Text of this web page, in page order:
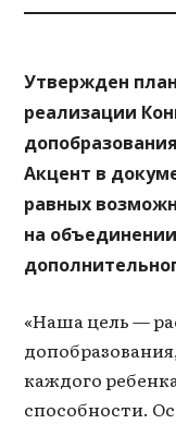
Утвержден
реализации
Акцент в
равных
на
«Наша цель —
каждого
способности.